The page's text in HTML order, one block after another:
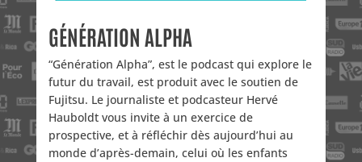
GÉNÉRATION ALPHA
“Génération Alpha”, est le podcast qui explore le
futur du travail, est produit avec le soutien de
Fujitsu. Le journaliste et podcasteur Hervé
Hauboldt vous invite à un exercice de
prospective, et à réfléchir dès aujourd’hui au
monde d’après-demain, celui où les enfants